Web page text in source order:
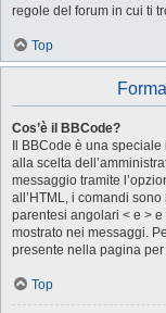
regole del forum in cui ti
Top
Cos’è il BBCode?
Il BBCode è una
alla scelta
messaggio tramite
all’HTML, i comandi
parentesi angolari < e >
mostrato nei messaggi.
presente nella pagina
Top